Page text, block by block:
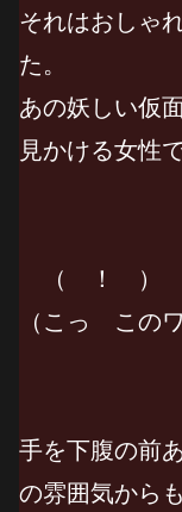
それはおしゃ
た。
あの妖しい仮
見かける女性
（ ！ ）
（こっ この
手を下腹の前
の雰囲気から